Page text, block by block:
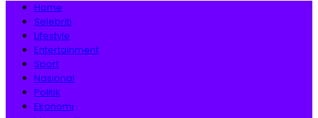
Home
Selebriti
Lifestyle
Entertainment
Sport
Nasional
Politik
Ekonomi